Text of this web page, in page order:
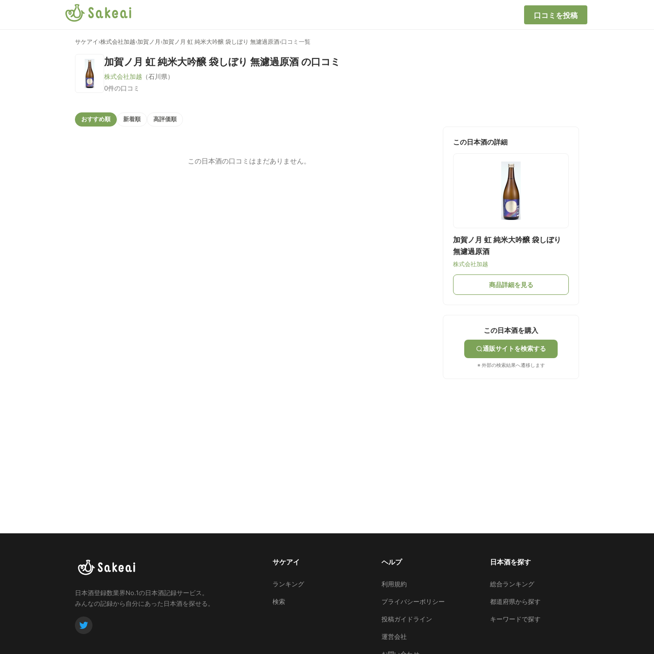
口コミを投稿
サケアイ ›株式会社加越›加賀ノ月 ›加賀ノ月 虹 純米大吟醸 袋しぼり 無濾過原酒›口コミ一覧
加賀ノ月 虹 純米大吟醸 袋しぼり 無濾過原酒 の口コミ
株式会社加越 （石川県）
0件の口コミ
おすすめ順 新着順 高評価順
この日本酒の口コミはまだありません。
この日本酒の詳細
加賀ノ月 虹 純米大吟醸 袋しぼり
無濾過原酒
株式会社加越
商品詳細を見る
この日本酒を購入
通販サイトを検索する
※ 外部の検索結果へ遷移します
日本酒登録数業界No.1の日本酒記録サービス。
みんなの記録から自分にあった日本酒を探せる。
サケアイ
ランキング
検索
ヘルプ
利用規約
プライバシーポリシー
投稿ガイドライン
運営会社
日本酒を探す
総合ランキング
都道府県から探す
キーワードで探す